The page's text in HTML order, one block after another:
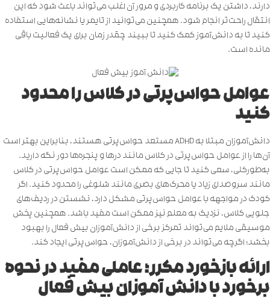
دارند، داشتن یک برنامه کاربردی و مرور آن اغلب می‌تواند باعث شود که این
انتقال راحت‌تر انجام شود. همچنین می‌توانید از تایمر یا نشانه‌هایی استفاده
کنید تا به دانش‌آموز کمک کنید تا ببیند چقدر زمان برای یک فعالیت باقی
مانده است.
عوامل حواس‌پرتی در کلاس را محدود
کنید
دانش‌آموزان مبتلا به ADHD مستعد حواس‌پرتی هستند، بنابراین بهتر است
آن‌ها را از عوامل حواس‌پرتی در کلاس مانند درها و پنجره‌ها دور نگه دارید.
به‌طورکلی، سعی کنید تا جایی که ممکن است عوامل حواس‌پرتی در کلاس
مانند سروصدای زیاد یا محرک‌های ‌بصری مانند شلوغی را محدود کنید. اگر
کودک در مواجهه با عوامل حواس‌پرتی مشکل دارد، نشستن در ردیف‌های
‌جلویی کلاس، نزدیک به معلم نیز ممکن است مفید باشد. همچنین پخش
موسیقی ملایم می‌تواند تمرکز برخی از دانش‌آموزان بیش فعال را بهبود
بخشد؛ اگرچه می‌تواند در برخی از دانش‌آموزان، حواس‌پرتی ایجاد کند.
ارائه بازخورد مکرر؛ عاملی مفید در نحوه
برخورد با دانش آموزان بیش فعال